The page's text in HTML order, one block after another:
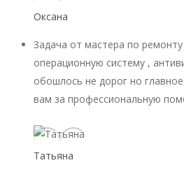
Оксана
Задача от мастера по
операционную систему ,
обошлось не дорог но
вам за профессиональную
Татьяна